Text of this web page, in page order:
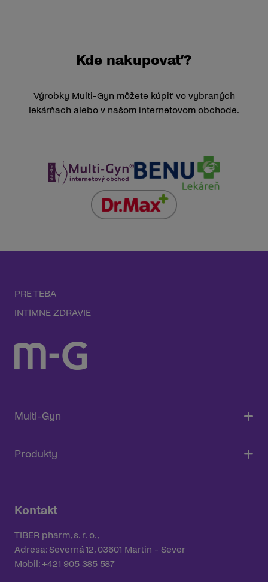
Kde nakupovať?
Výrobky Multi-Gyn môžete kúpiť vo vybraných
lekárňach alebo v našom internetovom obchode.
PRE TEBA
INTÍMNE ZDRAVIE
Multi-Gyn
Produkty
Kontakt
TIBER pharm, s. r. o.,
Adresa: Severná 12, 03601 Martin - Sever
Mobil: +421 905 385 587